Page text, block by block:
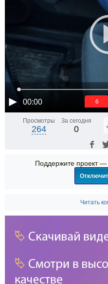
00:00 6
Просмотры
264
За сегодня
0
Поддержите проект —
Читать